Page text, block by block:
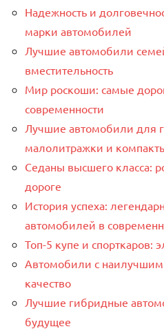
Надежность и
марки автомобилей
Лучшие автомобили
вместительность
Мир роскоши: самые
современности
Лучшие автомобили для
малолитражки и
Седаны высшего класса:
дороге
История успеха:
автомобилей в
Топ-5 купе и спорткаров:
Автомобили с
качество
Лучшие гибридные
будущее